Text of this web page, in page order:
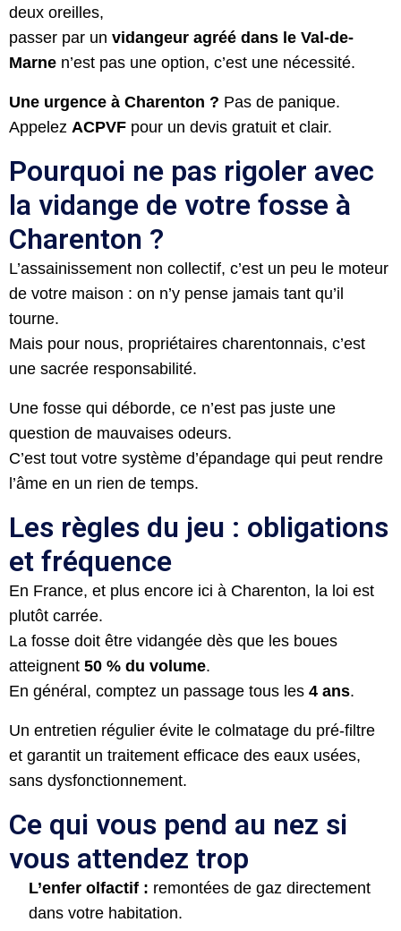
deux oreilles,
passer par un vidangeur agréé dans le Val-de-
Marne n’est pas une option, c’est une nécessité.
Une urgence à Charenton ? Pas de panique.
Appelez ACPVF pour un devis gratuit et clair.
Pourquoi ne pas rigoler avec
la vidange de votre fosse à
Charenton ?
L’assainissement non collectif, c’est un peu le moteur
de votre maison : on n’y pense jamais tant qu’il
tourne.
Mais pour nous, propriétaires charentonnais, c’est
une sacrée responsabilité.
Une fosse qui déborde, ce n’est pas juste une
question de mauvaises odeurs.
C’est tout votre système d’épandage qui peut rendre
l’âme en un rien de temps.
Les règles du jeu : obligations
et fréquence
En France, et plus encore ici à Charenton, la loi est
plutôt carrée.
La fosse doit être vidangée dès que les boues
atteignent 50 % du volume.
En général, comptez un passage tous les 4 ans.
Un entretien régulier évite le colmatage du pré-filtre
et garantit un traitement efficace des eaux usées,
sans dysfonctionnement.
Ce qui vous pend au nez si
vous attendez trop
L’enfer olfactif : remontées de gaz directement
dans votre habitation.